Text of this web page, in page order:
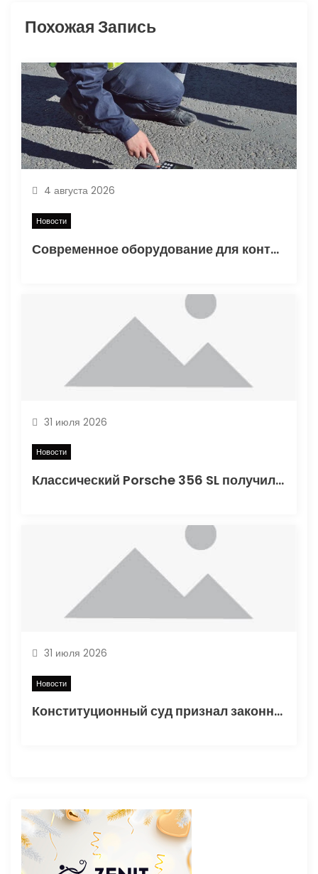
о
з
а
п
и
я
м
Похожая Запись
4 августа 2026
Новости
Современное оборудование для контроля качества в дорожном строительстве
31 июля 2026
Новости
Классический Porsche 356 SL получил вторую жизнь
31 июля 2026
Новости
Конституционный суд признал законным порядок начисления утильсбора при ввозе автомобилей